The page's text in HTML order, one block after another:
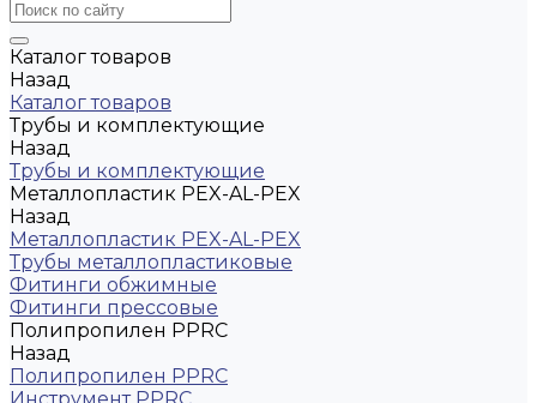
Каталог товаров
Назад
Каталог товаров
Трубы и комплектующие
Назад
Трубы и комплектующие
Металлопластик PEX-AL-PEX
Назад
Металлопластик PEX-AL-PEX
Трубы металлопластиковые
Фитинги обжимные
Фитинги прессовые
Полипропилен PPRC
Назад
Полипропилен PPRC